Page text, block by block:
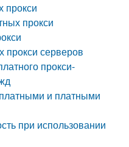
прокси
прокси
серверов
прокси-
и платными
при использовании